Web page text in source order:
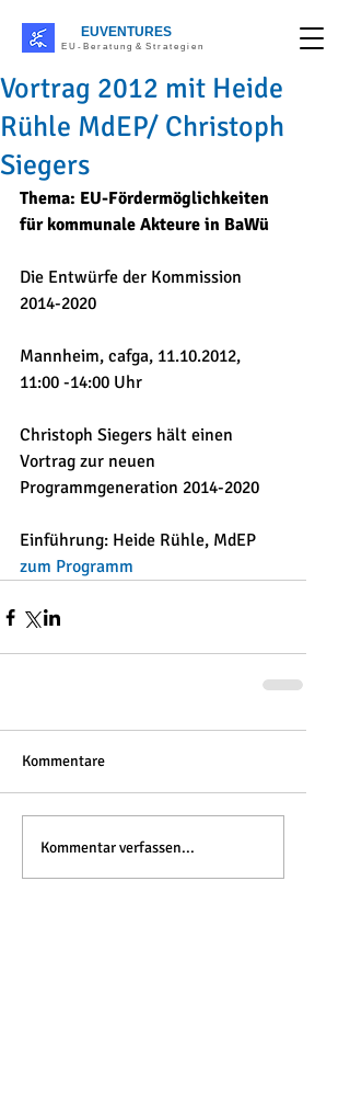
EUVENTURES
E U - B e r a t u n g & S t r a t e g i e n
Vortrag 2012 mit Heide
Rühle MdEP/ Christoph
Siegers
Thema: EU-Fördermöglichkeiten
für kommunale Akteure in BaWü
Die Entwürfe der Kommission
2014-2020
Mannheim, cafga, 11.10.2012,
11:00 -14:00 Uhr
Christoph Siegers hält einen
Vortrag zur neuen
Programmgeneration 2014-2020
Einführung: Heide Rühle, MdEP
zum Programm
Kommentare
Kommentar verfassen...